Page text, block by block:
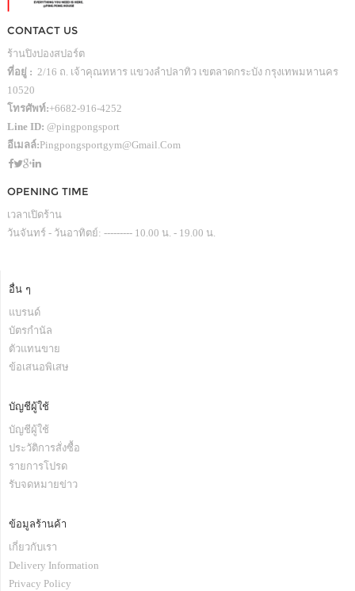
CONTACT US
ร้านปิงปองสปอร์ต
ที่อยู่ : 2/16 ถ. เจ้าคุณทหาร แขวงลำปลาทิว เขตลาดกระบัง กรุงเทพมหานคร
10520
โทรศัพท์:+6682-916-4252
Line ID: @pingpongsport
อีเมลล์:Pingpongsportgym@gmail.com
OPENING TIME
เวลาเปิดร้าน
วันจันทร์ - วันอาทิตย์: --------- 10.00 น. - 19.00 น.
อื่น ๆ
แบรนด์
บัตรกำนัล
ตัวแทนขาย
ข้อเสนอพิเสษ
บัญชีผู้ใช้
บัญชีผู้ใช้
ประวัติการสั่งซื้อ
รายการโปรด
รับจดหมายข่าว
ข้อมูลร้านค้า
เกี่ยวกับเรา
Delivery Information
Privacy Policy